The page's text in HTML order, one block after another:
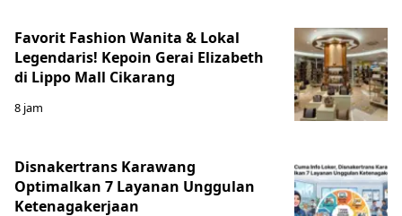
Favorit Fashion Wanita & Lokal
Legendaris! Kepoin Gerai Elizabeth
di Lippo Mall Cikarang
8 jam
Disnakertrans Karawang
Optimalkan 7 Layanan Unggulan
Ketenagakerjaan